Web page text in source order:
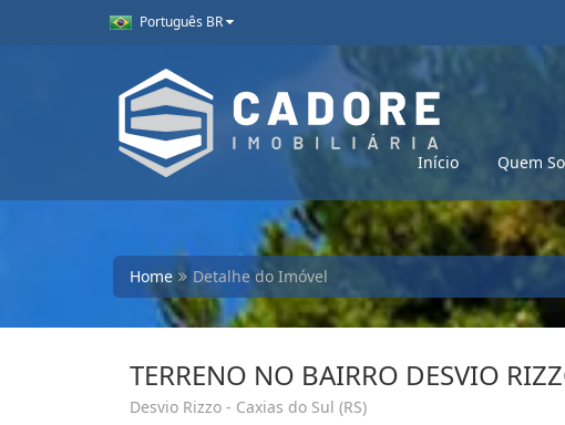
Português BR
Início Quem
Home Detalhe do Imóvel
TERRENO NO BAIRRO DESVIO
Desvio Rizzo - Caxias do Sul (RS)